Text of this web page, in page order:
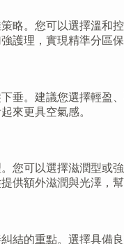
略。您可以選擇溫和
護理，實現精準分區保
垂。建議您選擇輕盈
來更具空氣感。
您可以選擇滋潤型或
供額外滋潤與光澤，幫
結的重點。選擇具備